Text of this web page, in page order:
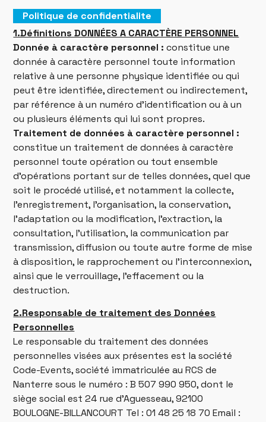
Politique de confidentialite
1.Définitions DONNÉES A CARACTÈRE PERSONNEL
Donnée à caractère personnel : constitue une
donnée à caractère personnel toute information
relative à une personne physique identifiée ou qui
peut être identifiée, directement ou indirectement,
par référence à un numéro d’identification ou à un
ou plusieurs éléments qui lui sont propres.
Traitement de données à caractère personnel :
constitue un traitement de données à caractère
personnel toute opération ou tout ensemble
d’opérations portant sur de telles données, quel que
soit le procédé utilisé, et notamment la collecte,
l’enregistrement, l’organisation, la conservation,
l’adaptation ou la modification, l’extraction, la
consultation, l’utilisation, la communication par
transmission, diffusion ou toute autre forme de mise
à disposition, le rapprochement ou l’interconnexion,
ainsi que le verrouillage, l’effacement ou la
destruction.
2.Responsable de traitement des Données
Personnelles
Le responsable du traitement des données
personnelles visées aux présentes est la société
Code-Events, société immatriculée au RCS de
Nanterre sous le numéro : B 507 990 950, dont le
siège social est 24 rue d’Aguesseau, 92100
BOULOGNE-BILLANCOURT Tel : 01 48 25 18 70 Email :